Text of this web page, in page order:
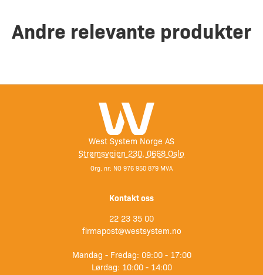
– Diameter: 19 cm
Andre relevante produkter
West System Norge AS
Strømsveien 230, 0668 Oslo
Org. nr: NO 976 950 879 MVA
Kontakt oss
22 23 35 00
firmapost@westsystem.no
Mandag - Fredag: 09:00 - 17:00
Lørdag: 10:00 - 14:00